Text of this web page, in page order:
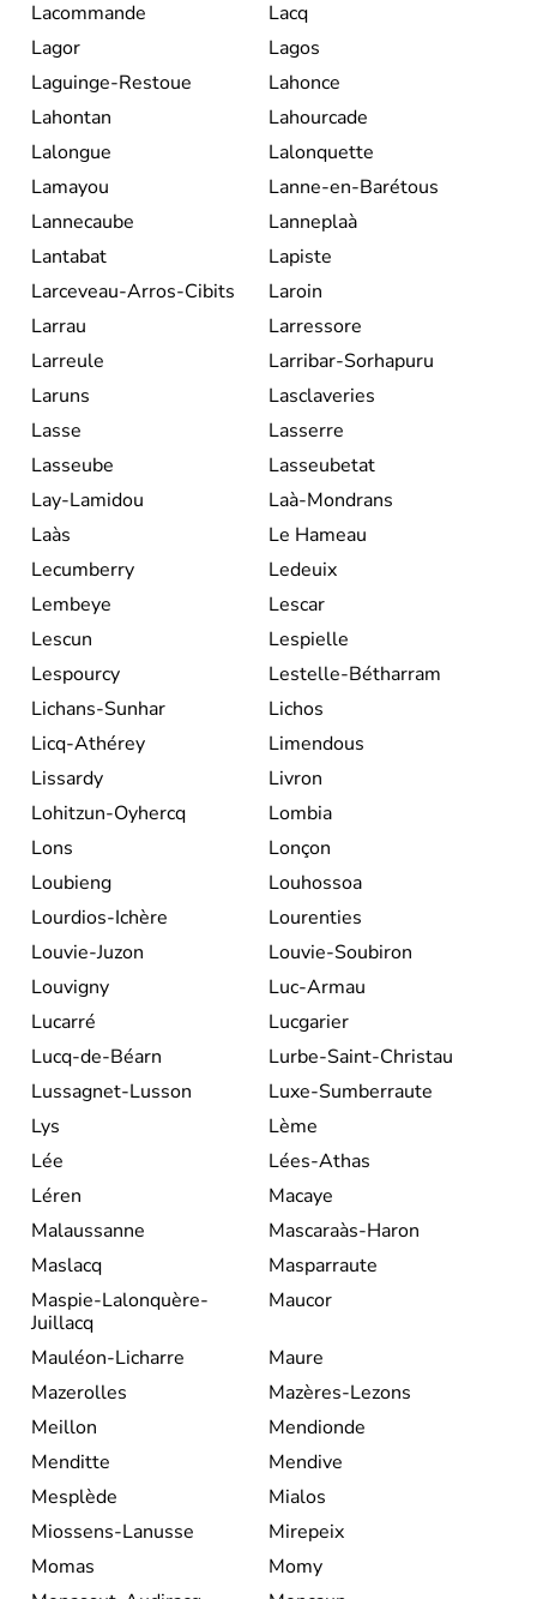
Lacommande
Lacq
Lagor
Lagos
Laguinge-Restoue
Lahonce
Lahontan
Lahourcade
Lalongue
Lalonquette
Lamayou
Lanne-en-Barétous
Lannecaube
Lanneplaà
Lantabat
Lapiste
Larceveau-Arros-Cibits
Laroin
Larrau
Larressore
Larreule
Larribar-Sorhapuru
Laruns
Lasclaveries
Lasse
Lasserre
Lasseube
Lasseubetat
Lay-Lamidou
Laà-Mondrans
Laàs
Le Hameau
Lecumberry
Ledeuix
Lembeye
Lescar
Lescun
Lespielle
Lespourcy
Lestelle-Bétharram
Lichans-Sunhar
Lichos
Licq-Athérey
Limendous
Lissardy
Livron
Lohitzun-Oyhercq
Lombia
Lons
Lonçon
Loubieng
Louhossoa
Lourdios-Ichère
Lourenties
Louvie-Juzon
Louvie-Soubiron
Louvigny
Luc-Armau
Lucarré
Lucgarier
Lucq-de-Béarn
Lurbe-Saint-Christau
Lussagnet-Lusson
Luxe-Sumberraute
Lys
Lème
Lée
Lées-Athas
Léren
Macaye
Malaussanne
Mascaraàs-Haron
Maslacq
Masparraute
Maspie-Lalonquère-
Juillacq
Maucor
Mauléon-Licharre
Maure
Mazerolles
Mazères-Lezons
Meillon
Mendionde
Menditte
Mendive
Mesplède
Mialos
Miossens-Lanusse
Mirepeix
Momas
Momy